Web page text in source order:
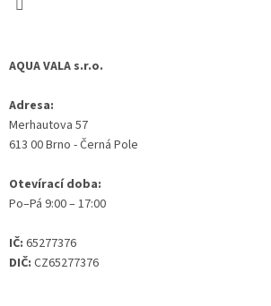
AQUA VALA s.r.o.
Adresa:
Merhautova 57
613 00 Brno - Černá Pole
Otevírací doba:
Po–Pá 9:00 – 17:00
IČ: 65277376
DIČ: CZ65277376